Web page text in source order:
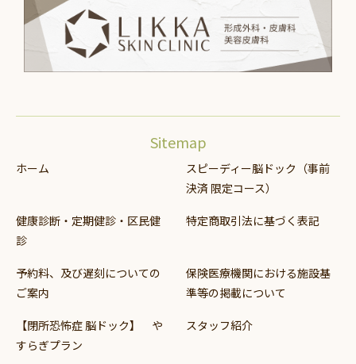
Sitemap
ホーム
スピーディー脳ドック（事前
決済 限定コース）
健康診断・定期健診・区民健
診
特定商取引法に基づく表記
予約料、及び遅刻についての
ご案内
保険医療機関における施設基
準等の掲載について
【閉所恐怖症 脳ドック】 や
すらぎプラン
スタッフ紹介